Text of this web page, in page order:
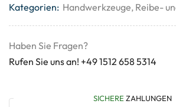
Kategorien: Handwerkzeuge, Reibe-
Haben Sie Fragen?
Rufen Sie uns an! +49 1512 658 5314
SICHERE ZAHLUNGEN